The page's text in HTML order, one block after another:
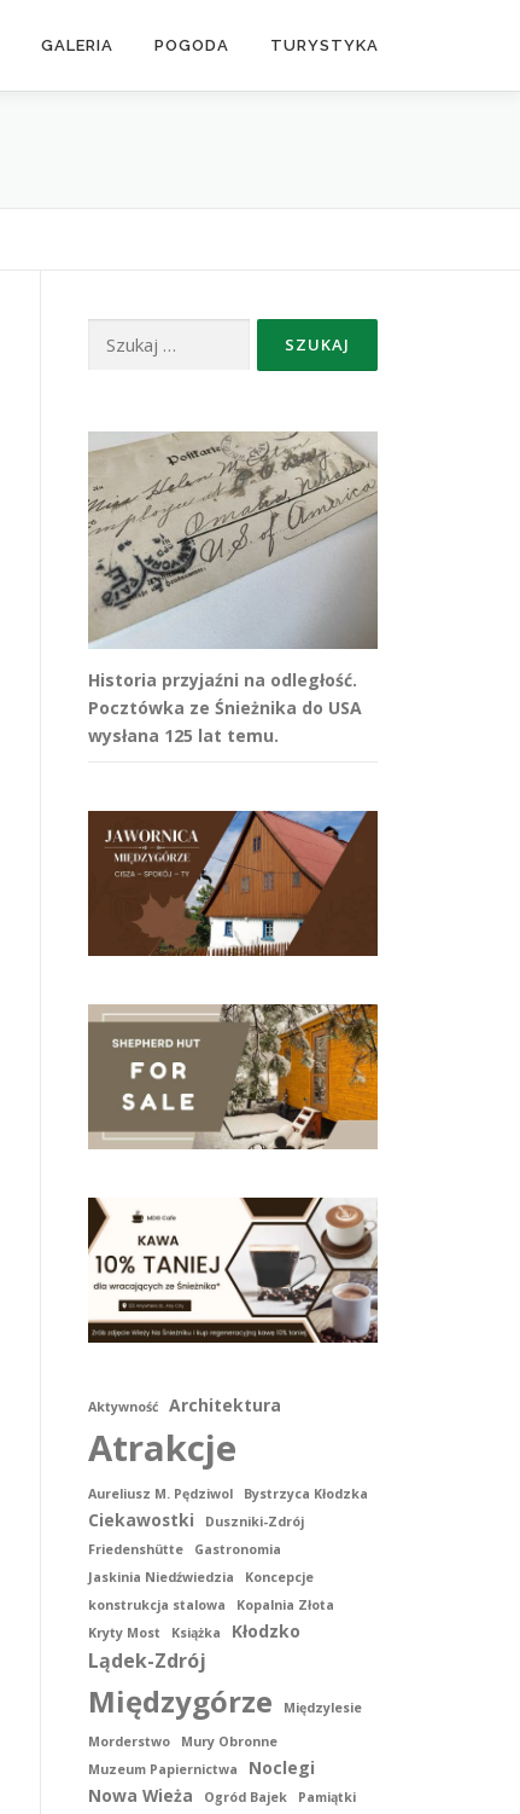
GALERIA POGODA TURYSTYKA
Historia przyjaźni na odległość.
Pocztówka ze Śnieżnika do USA
wysłana 125 lat temu.
Aktywność Architektura
Atrakcje
Aureliusz M. Pędziwol Bystrzyca Kłodzka
Ciekawostki
Duszniki-Zdrój
Friedenshütte
Gastronomia
Jaskinia Niedźwiedzia
Koncepcje
konstrukcja stalowa
Kopalnia Złota
Kryty Most
Książka Kłodzko
Lądek-Zdrój
Międzygórze
Międzylesie
Morderstwo
Mury Obronne
Muzeum Papiernictwa
Noclegi
Nowa Wieża
Ogród Bajek Pamiątki